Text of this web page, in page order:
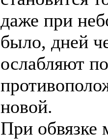
даже при
было, дней
ослабляют
новой.
При обвязке